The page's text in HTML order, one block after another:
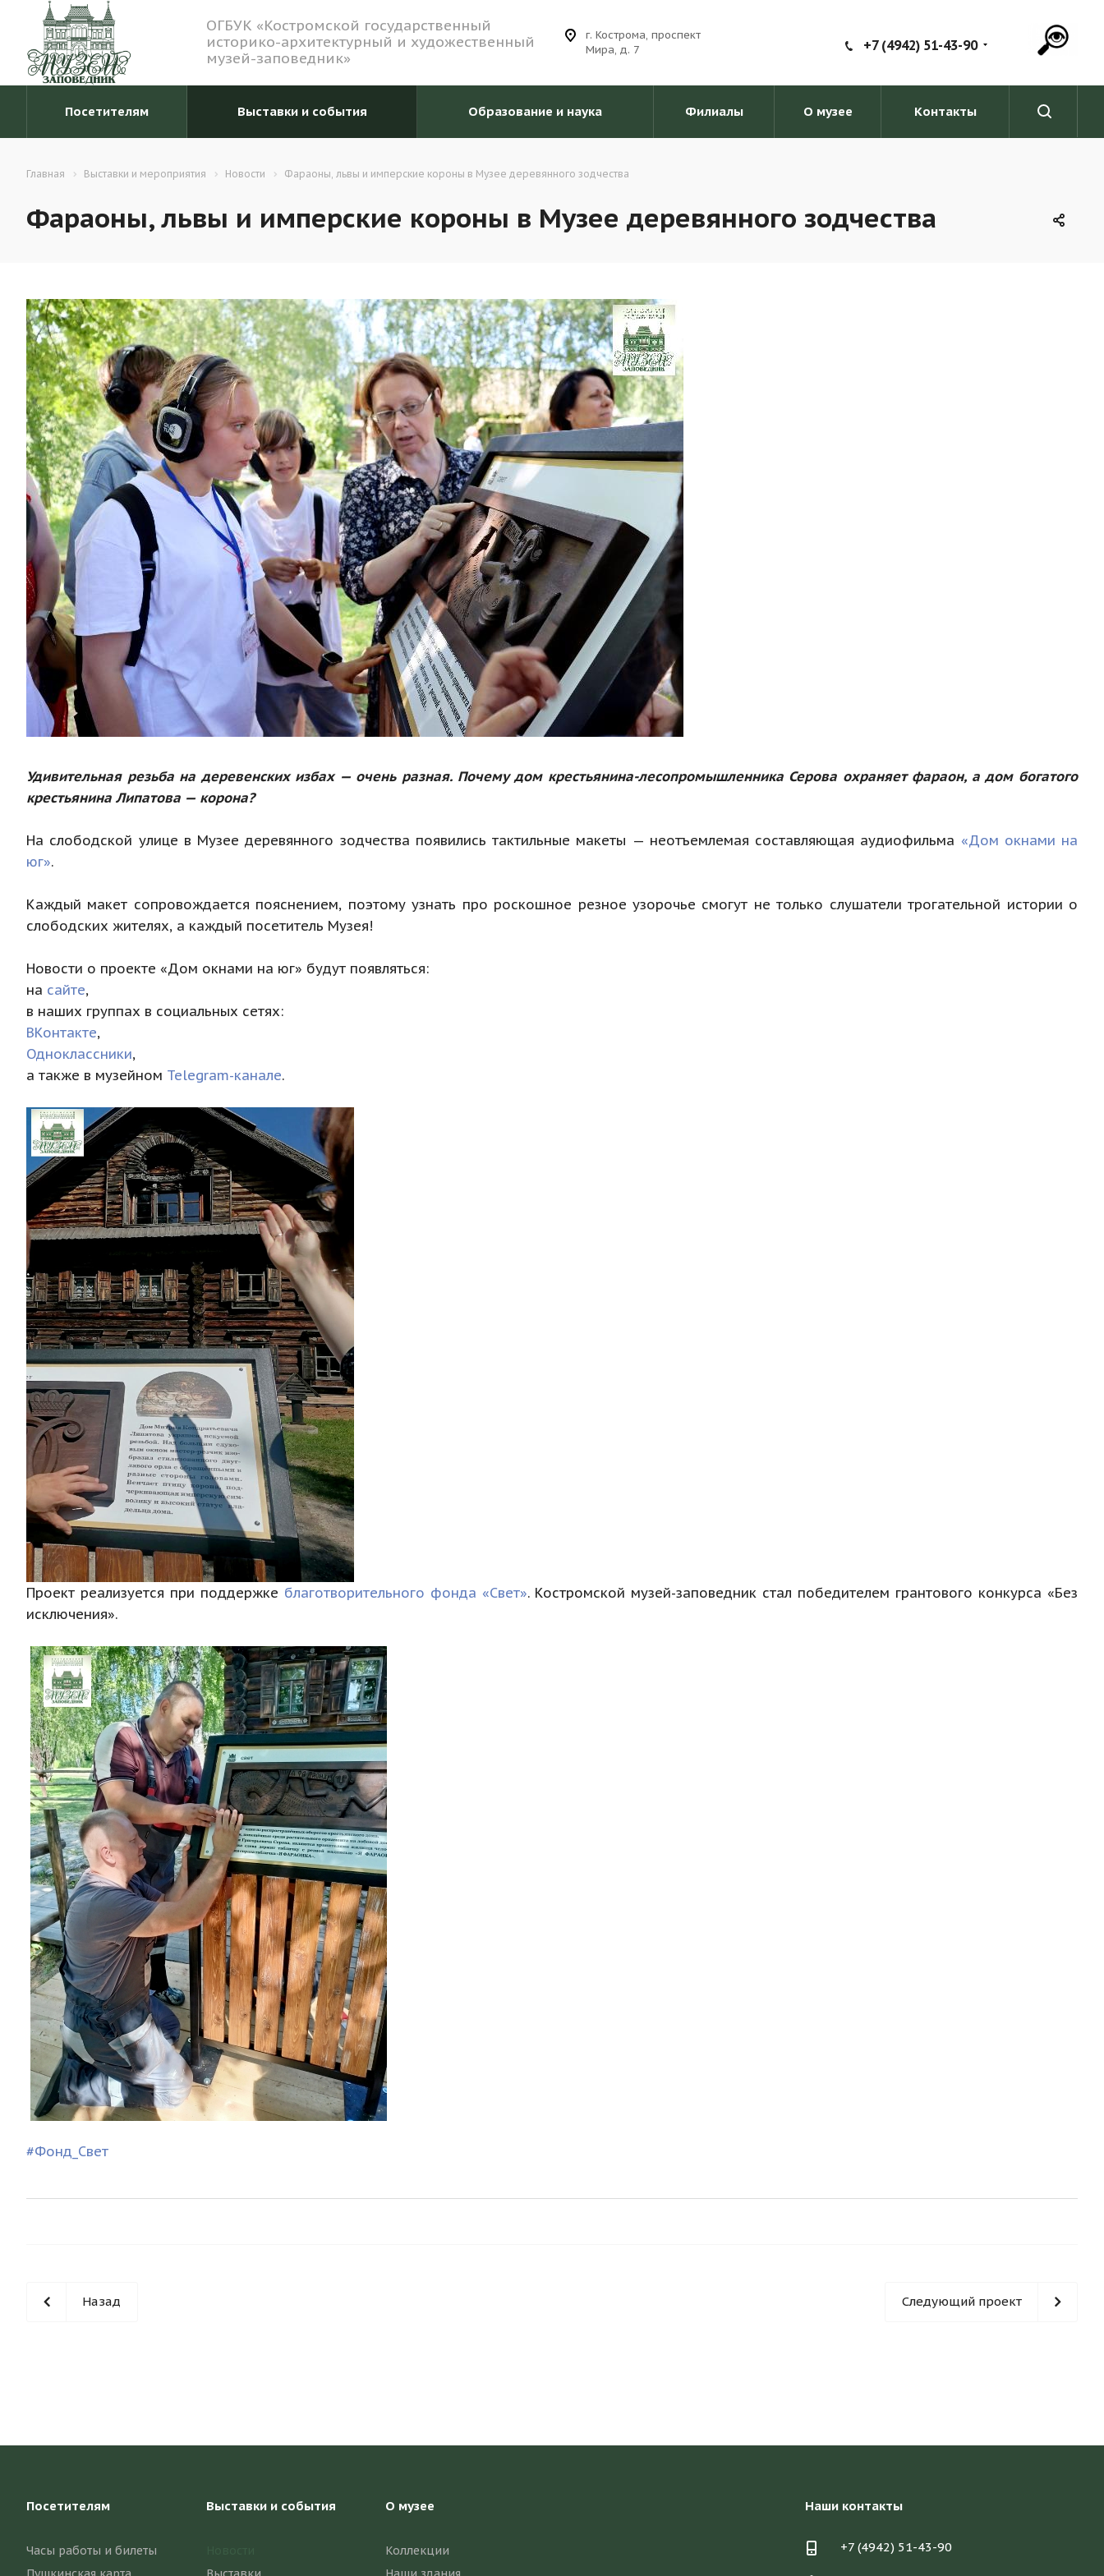
ОГБУК «Костромской государственный
историко-архитектурный и художественный
музей-заповедник»
г. Кострома, проспект
Мира, д. 7
+7 (4942) 51-43-90
Посетителям Выставки и события Образование и наука Филиалы О музее Контакты
Главная Выставки и мероприятия Новости Фараоны, львы и имперские короны в Музее деревянного зодчества
Фараоны, львы и имперские короны в Музее деревянного зодчества
Удивительная резьба на деревенских избах — очень разная. Почему дом крестьянина-лесопромышленника Серова охраняет фараон, а дом богатого
крестьянина Липатова — корона?
На слободской улице в Музее деревянного зодчества появились тактильные макеты — неотъемлемая составляющая аудиофильма «Дом окнами на
юг».
Каждый макет сопровождается пояснением, поэтому узнать про роскошное резное узорочье смогут не только слушатели трогательной истории о
слободских жителях, а каждый посетитель Музея!
Новости о проекте «Дом окнами на юг» будут появляться:
на сайте,
в наших группах в социальных сетях:
ВКонтакте,
Одноклассники,
а также в музейном Telegram-канале.
Проект реализуется при поддержке благотворительного фонда «Свет». Костромской музей-заповедник стал победителем грантового конкурса «Без
исключения».
#Фонд_Свет
Назад Следующий проект
Посетителям
Часы работы и билеты
Выставки и события О музее
Коллекции
Наши контакты
+7 (4942) 51-43-90